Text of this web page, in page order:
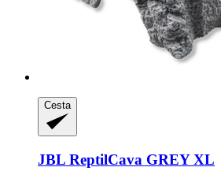
Cesta
JBL ReptilCava GREY XL